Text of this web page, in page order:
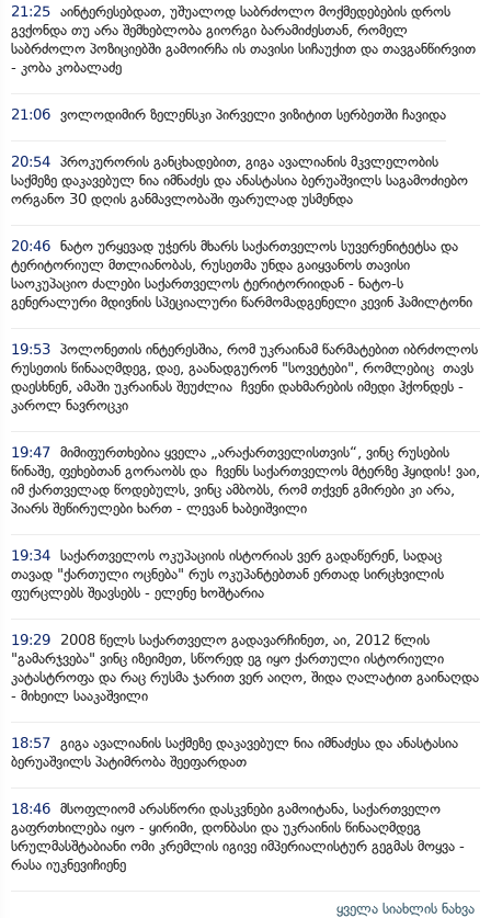
21:25 აინტერესებდათ, უშუალოდ საბრძოლო მოქმედებების დროს
გვქონდა თუ არა შემხებლობა გიორგი ბარამიძესთან, რომელ
საბრძოლო პოზიციებში გამოირჩა ის თავისი სიჩაუქით და თავგანწირვით
- კობა კობალაძე
21:06 ვოლოდიმირ ზელენსკი პირველი ვიზიტით სერბეთში ჩავიდა
20:54 პროკურორის განცხადებით, გიგა ავალიანის მკვლელობის
საქმეზე დაკავებულ ნია იმნაძეს და ანასტასია ბერუაშვილს საგამოძიებო
ორგანო 30 დღის განმავლობაში ფარულად უსმენდა
20:46 ნატო ურყევად უჭერს მხარს საქართველოს სუვერენიტეტსა და
ტერიტორიულ მთლიანობას, რუსეთმა უნდა გაიყვანოს თავისი
საოკუპაციო ძალები საქართველოს ტერიტორიიდან - ნატო-ს
გენერალური მდივნის სპეციალური წარმომადგენელი კევინ ჰამილტონი
19:53 პოლონეთის ინტერესშია, რომ უკრაინამ წარმატებით იბრძოლოს
რუსეთის წინააღმდეგ, დაე, გაანადგურონ "სოვეტები", რომლებიც თავს
დაესხნენ, ამაში უკრაინას შეუძლია ჩვენი დახმარების იმედი ჰქონდეს -
კაროლ ნავროცკი
19:47 მიმიფურთხებია ყველა „არაქართველისთვის“, ვინც რუსების
წინაშე, ფეხებთან გორაობს და ჩვენს საქართველოს მტერზე ჰყიდის! ვაი,
იმ ქართველად წოდებულს, ვინც ამბობს, რომ თქვენ გმირები კი არა,
პიარს შეწირულები ხართ - ლევან ხაბეიშვილი
19:34 საქართველოს ოკუპაციის ისტორიას ვერ გადაწერენ, სადაც
თავად "ქართული ოცნება" რუს ოკუპანტებთან ერთად სირცხვილის
ფურცლებს შეავსებს - ელენე ხოშტარია
19:29
2008 წელს საქართველო გადავარჩინეთ, აი, 2012 წლის
"გამარჯვება" ვინც იზეიმეთ, სწორედ ეგ იყო ქართული ისტორიული
კატასტროფა და რაც რუსმა ჯარით ვერ აიღო, შიდა ღალატით გაინაღდა
- მიხეილ სააკაშვილი
18:57 გიგა ავალიანის საქმეზე დაკავებულ ნია იმნაძესა და ანასტასია
ბერუაშვილს პატიმრობა შეეფარდათ
18:46 მსოფლიომ არასწორი დასკვნები გამოიტანა, საქართველო
გაფრთხილება იყო - ყირიმი, დონბასი და უკრაინის წინააღმდეგ
სრულმასშტაბიანი ომი კრემლის იგივე იმპერიალისტურ გეგმას მოყვა -
რასა იუკნევიჩიენე
ყველა სიახლის ნახვა